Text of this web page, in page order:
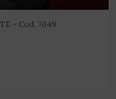
– Cod. 7049